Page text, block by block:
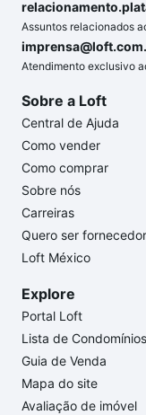
Assuntos relacionados
Atendimento exclusivo
Sobre a Loft
Central de Ajuda
Como vender
Como comprar
Sobre nós
Carreiras
Quero ser fornecedor
Loft México
Explore
Portal Loft
Lista de Condomínios
Guia de Venda
Mapa do site
Avaliação de imóvel